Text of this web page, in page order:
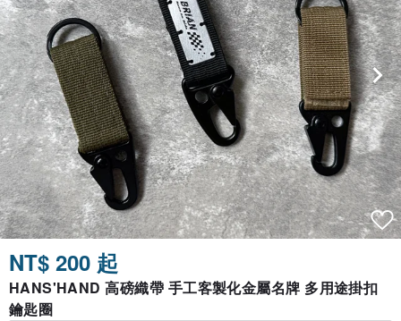
NT$ 200 起
HANS'HAND 高磅織帶 手工客製化金屬名牌 多用途掛扣
鑰匙圈